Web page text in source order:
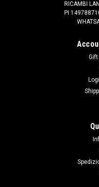
Supporto in gomma 4 fori
compatibile con Defender,
RICAMBI
PI